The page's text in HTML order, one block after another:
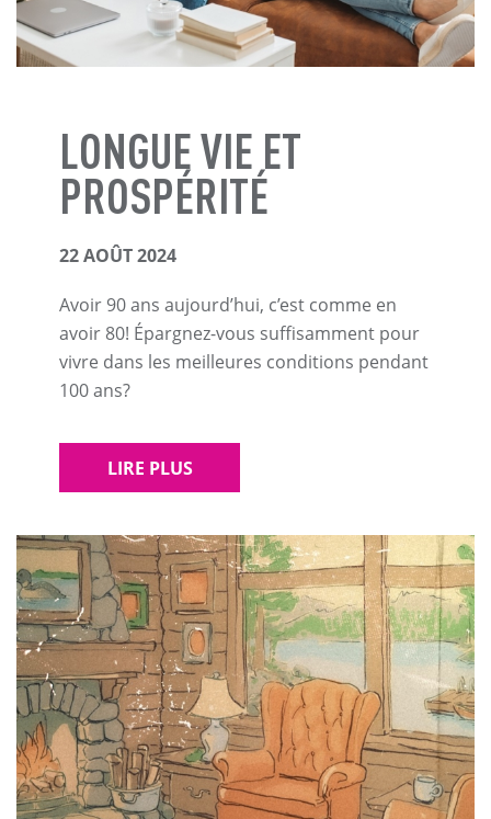
LONGUE VIE ET
PROSPÉRITÉ
22 AOÛT 2024
Avoir 90 ans aujourd’hui, c’est comme en
avoir 80! Épargnez-vous suffisamment pour
vivre dans les meilleures conditions pendant
100 ans?
LIRE PLUS